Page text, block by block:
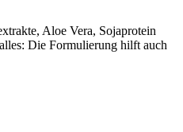
Aloe Vera, Sojaprotein
Die Formulierung hilft auch